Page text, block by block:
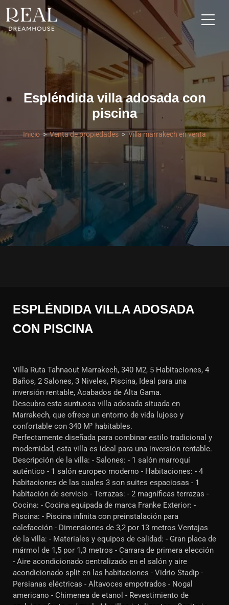
Espléndida villa adosada con
piscina
Inicio Venta de propiedades Villa marrakech en venta
ESPLÉNDIDA VILLA ADOSADA
CON PISCINA
Villa Ruta Tahnaout Marrakech, 340 M2, 5 Habitaciones, 4
Baños, 2 Salones, 3 Niveles, Piscina, Ideal para una
inversión rentable, Acabados de Alta Gama.
Descubra esta suntuosa villa adosada situada en
Marrakech, que ofrece un entorno de vida lujoso y
confortable con 340 M² habitables.
Perfectamente diseñada para combinar estilo tradicional y
modernidad, esta villa es ideal para una inversión rentable.
Descripción de la villa: - Salones: - 1 salón marroquí
auténtico - 1 salón europeo moderno - Habitaciones: - 4
habitaciones de las cuales 3 son suites espaciosas - 1
habitación de servicio - Terrazas: - 2 magníficas terrazas -
Cocina: - Cocina equipada de marca Franke Exterior: -
Piscina: - Piscina infinita con preinstalación para
calefacción - Dimensiones de 3,2 por 13 metros Ventajas
de la villa: - Materiales y equipos de calidad: - Gran placa de
mármol de 1,5 por 1,3 metros - Carrara de primera elección
- Aire acondicionado centralizado en el salón y aire
acondicionado split en las habitaciones - Vidrio Stadip -
Persianas eléctricas - Altavoces empotrados - Nogal
americano - Chimenea de etanol - Revestimiento de